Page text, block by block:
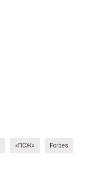
«ПСЖ» Forbes